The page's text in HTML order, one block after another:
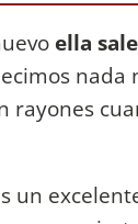
ella
nada
rayones
un